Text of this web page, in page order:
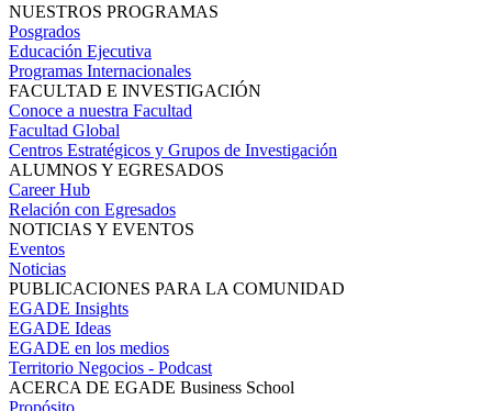
NUESTROS PROGRAMAS
Posgrados
Educación Ejecutiva
Programas Internacionales
FACULTAD E INVESTIGACIÓN
Conoce a nuestra Facultad
Facultad Global
Centros Estratégicos y Grupos de Investigación
ALUMNOS Y EGRESADOS
Career Hub
Relación con Egresados
NOTICIAS Y EVENTOS
Eventos
Noticias
PUBLICACIONES PARA LA COMUNIDAD
EGADE Insights
EGADE Ideas
EGADE en los medios
Territorio Negocios - Podcast
ACERCA DE EGADE Business School
Propósito